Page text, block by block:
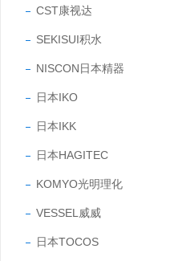
CST康视达
SEKISUI积水
NISCON日本精器
日本IKO
日本IKK
日本HAGITEC
KOMYO光明理化
VESSEL威威
日本TOCOS